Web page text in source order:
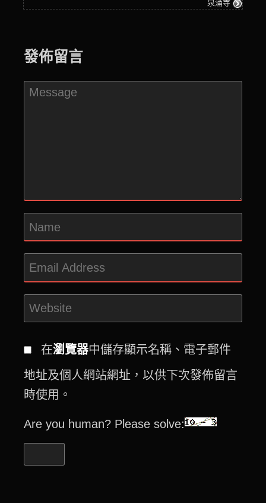
泉涌寺
發佈留言
在瀏覽器中儲存顯示名稱、電子郵件
地址及個人網站網址，以供下次發佈留言
時使用。
Are you human? Please solve: